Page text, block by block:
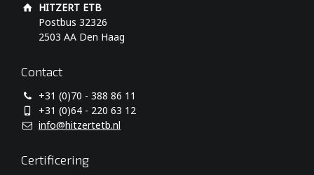
HITZERT ETB
Postbus 32326
2503 AA Den Haag
Contact
+31 (0)70 - 388 86 11
+31 (0)64 - 220 63 12
info@hitzertetb.nl
Certificering